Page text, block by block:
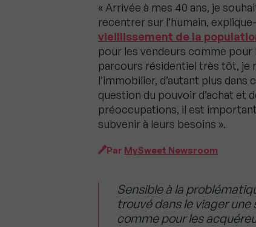
« Arrivée à mes 40 ans, je
recentrer sur l’humain,
vieillissement de la
pour les vendeurs comme
parcours résidentiel très tôt, je
l’immobilier, d’autant plus
question du pouvoir d’achat et
préoccupations, il est
subvenir à leurs besoins ».
Par MySweet Newsroom
Sensible à la
trouvé dans le viager
comme pour les